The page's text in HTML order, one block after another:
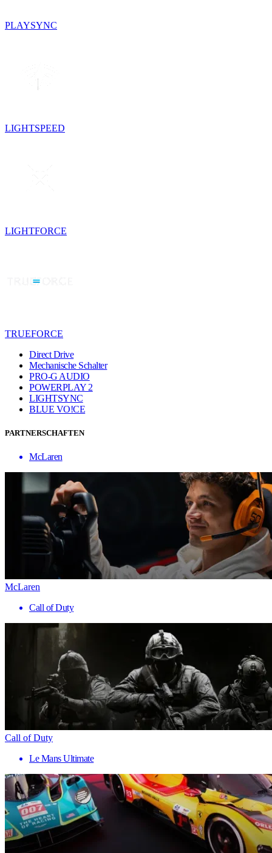
PLAYSYNC
LIGHTSPEED
LIGHTFORCE
TRUEFORCE
Direct Drive
Mechanische Schalter
PRO-G AUDIO
POWERPLAY 2
LIGHTSYNC
BLUE VO!CE
PARTNERSCHAFTEN
McLaren
McLaren
Call of Duty
Call of Duty
Le Mans Ultimate